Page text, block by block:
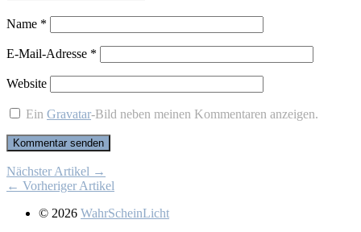
Name *
E-Mail-Adresse *
Website
EinGravatar-Bild neben meinen Kommentaren anzeigen.
Nächster Artikel →
← Vorheriger Artikel
© 2026 WahrScheinLicht